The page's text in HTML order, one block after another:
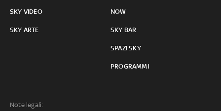
SKY VIDEO
SKY ARTE
NOW
SKY BAR
SPAZI SKY
PROGRAMMI
Note legali: